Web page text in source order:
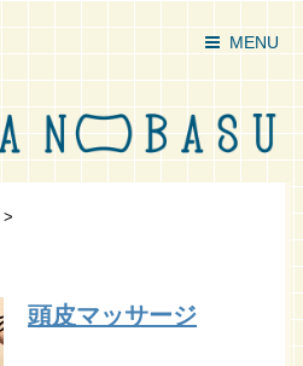
MENU
>
頭皮マッサージ